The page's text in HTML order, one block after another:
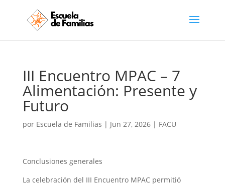
III Encuentro MPAC – 7
Alimentación: Presente y
Futuro
por Escuela de Familias | Jun 27, 2026| FACU
Conclusiones generales
La celebración del III Encuentro MPAC permitió